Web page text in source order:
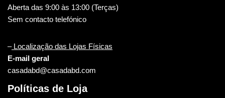
Aberta das 9:00 às 13:00 (Terças)
Sem contacto telefónico
–Localização das Lojas Físicas
E-mail geral
casadabd@casadabd.com
Políticas de Loja